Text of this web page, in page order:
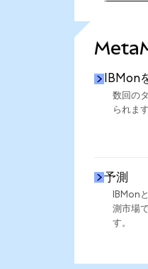
IBMon
数回の
られます
予測
IBMon
測市場
す。